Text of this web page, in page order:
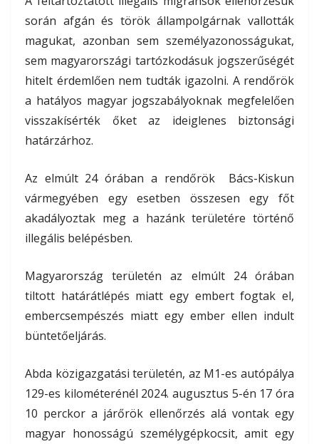
során afgán és török állampolgárnak vallották
magukat, azonban sem személyazonosságukat,
sem magyarországi tartózkodásuk jogszerűségét
hitelt érdemlően nem tudták igazolni. A rendőrök
a hatályos magyar jogszabályoknak megfelelően
visszakísérték őket az ideiglenes biztonsági
határzárhoz.
Az elmúlt 24 órában a rendőrök Bács-Kiskun
vármegyében egy esetben összesen egy főt
akadályoztak meg a hazánk területére történő
illegális belépésben.
Magyarország területén az elmúlt 24 órában
tiltott határátlépés miatt egy embert fogtak el,
embercsempészés miatt egy ember ellen indult
büntetőeljárás.
Abda közigazgatási területén, az M1-es autópálya
129-es kilométerénél 2024. augusztus 5-én 17 óra
10 perckor a járőrök ellenőrzés alá vontak egy
magyar honosságú személygépkocsit, amit egy